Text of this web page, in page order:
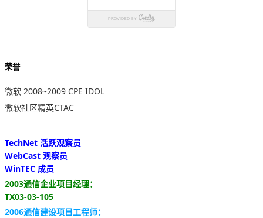
荣誉
微软 2008~2009 CPE IDOL
微软社区精英CTAC
TechNet 活跃观察员
WebCast 观察员
WinTEC 成员
2003通信企业项目经理：
TX03-03-105
2006通信建设项目工程师：